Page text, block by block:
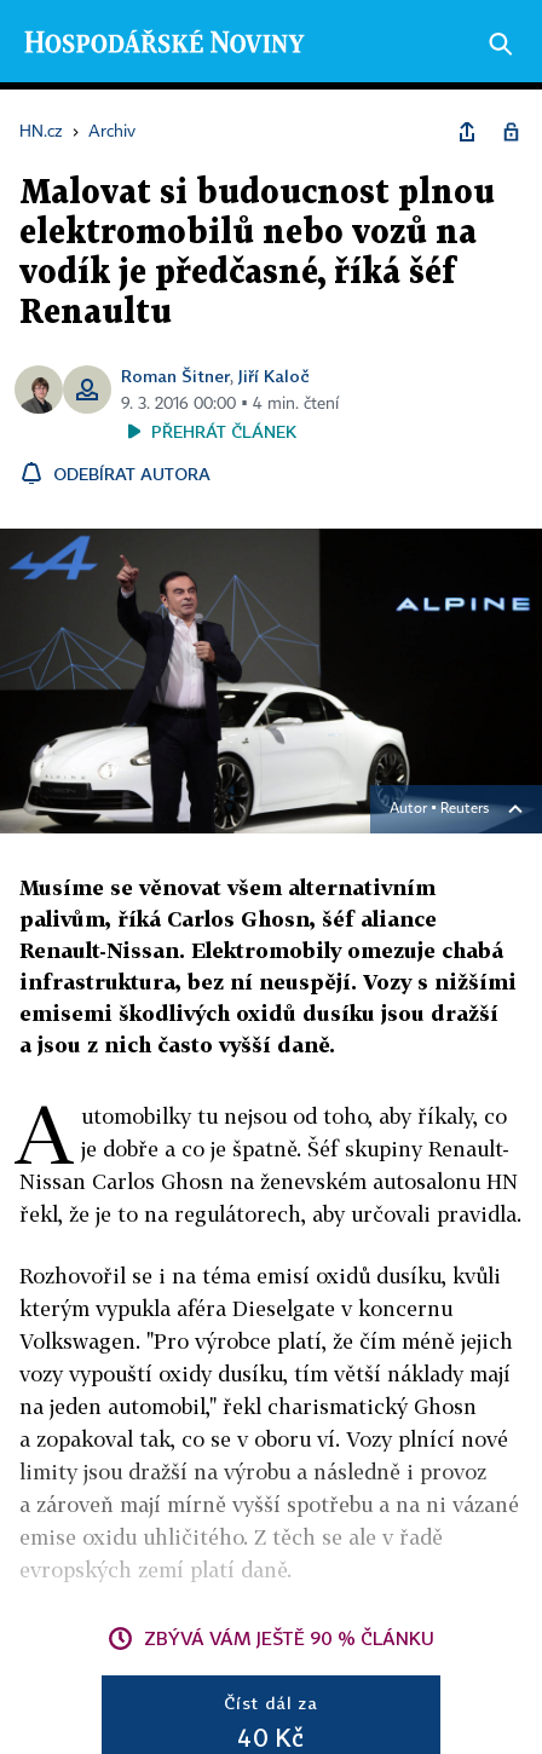
HN.cz › Archiv
Malovat si budoucnost plnou
elektromobilů nebo vozů na
vodík je předčasné, říká šéf
Renaultu
Roman Šitner, Jiří Kaloč
9. 3. 2016 00:00 ▪ 4 min. čtení
PŘEHRÁT ČLÁNEK
ODEBÍRAT AUTORA
Autor ▪Reuters
Musíme se věnovat všem alternativním
palivům, říká Carlos Ghosn, šéf aliance
Renault-Nissan. Elektromobily omezuje chabá
infrastruktura, bez ní neuspějí. Vozy s nižšími
emisemi škodlivých oxidů dusíku jsou dražší
a jsou z nich často vyšší daně.
A utomobilky tu nejsou od toho, aby říkaly, co
je dobře a co je špatně. Šéf skupiny Renault-
Nissan Carlos Ghosn na ženevském autosalonu HN
řekl, že je to na regulátorech, aby určovali pravidla.
Rozhovořil se i na téma emisí oxidů dusíku, kvůli
kterým vypukla aféra Dieselgate v koncernu
Volkswagen. "Pro výrobce platí, že čím méně jejich
vozy vypouští oxidy dusíku, tím větší náklady mají
na jeden automobil," řekl charismatický Ghosn
a zopakoval tak, co se v oboru ví. Vozy plnící nové
limity jsou dražší na výrobu a následně i provoz
a zároveň mají mírně vyšší spotřebu a na ni vázané
emise oxidu uhličitého. Z těch se ale v řadě
evropských zemí platí daně.
ZBÝVÁ VÁM JEŠTĚ 90 % ČLÁNKU
Číst dál za
40 Kč